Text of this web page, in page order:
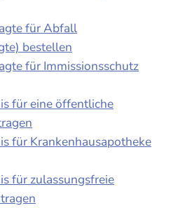
für Abfall
bestellen
für Immissionsschutz
für eine öffentliche
für Krankenhausapotheke
für zulassungsfreie